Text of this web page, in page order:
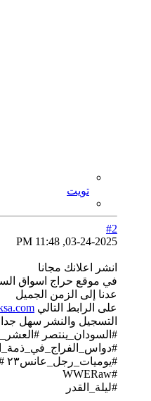
تويت
#2
03-24-2025, 11:48 PM
انشر اعلانك مجانا
في موقع حراج اسواق
عدنا إلى الزمن الجميل
على الرابط التالي
التسجيل والنشر سهل جدا
#السودان_ينتصر
#WWERaw
#ليلة_القدر​